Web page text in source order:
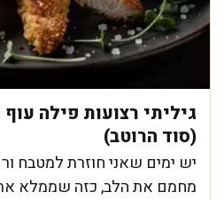
(סוד הרוטב)
יש ימים שאני חוזרת למטבח
מחמם את הלב, כזה שממלא